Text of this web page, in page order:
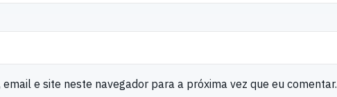
email e site neste navegador para a próxima vez que eu comentar.